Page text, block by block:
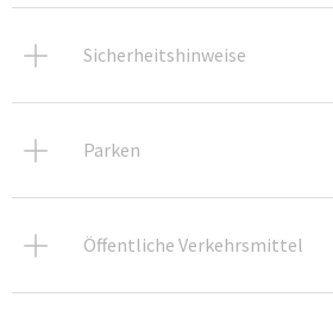
Sicherheitshinweise
Parken
Öffentliche Verkehrsmittel